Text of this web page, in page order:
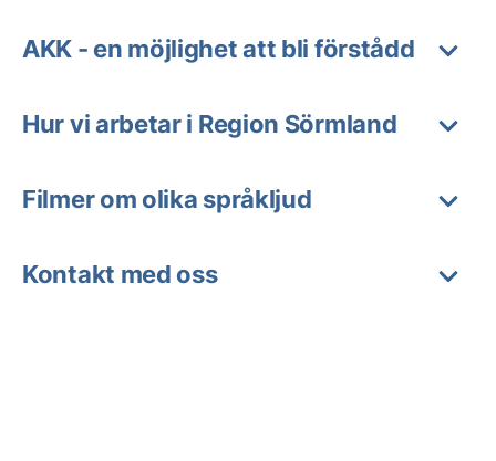
AKK - en möjlighet att bli förstådd
Hur vi arbetar i Region Sörmland
Filmer om olika språkljud
Kontakt med oss